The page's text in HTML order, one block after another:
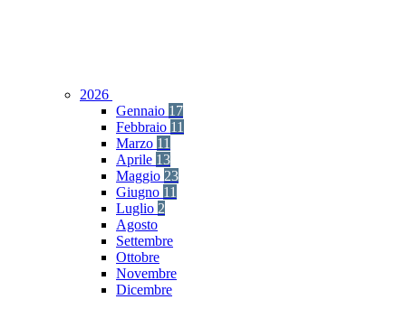
2026
Gennaio 17
Febbraio 11
Marzo 11
Aprile 13
Maggio 23
Giugno 11
Luglio 2
Agosto
Settembre
Ottobre
Novembre
Dicembre